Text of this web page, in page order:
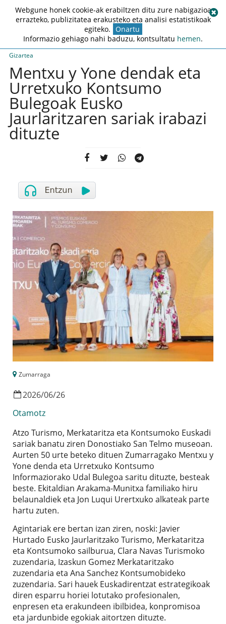
Gizartea
Mentxu y Yone dendak eta
Urretxuko Kontsumo
Bulegoak Eusko
Jaurlaritzaren sariak irabazi
dituzte
Zumarraga
2026/06/26
Otamotz
Atzo Turismo, Merkataritza eta Kontsumoko Euskadi
sariak banatu ziren Donostiako San Telmo museoan.
Aurten 50 urte beteko dituen Zumarragako Mentxu y
Yone denda eta Urretxuko Kontsumo
Informaziorako Udal Bulegoa saritu dituzte, besteak
beste. Ekitaldian Arakama-Munitxa familiako hiru
belaunaldiek eta Jon Luqui Urertxuko alkateak parte
hartu zuten.
Agintariak ere bertan izan ziren, noski: Javier
Hurtado Eusko Jaurlaritzako Turismo, Merkataritza
eta Kontsumoko sailburua, Clara Navas Turismoko
zuzendaria, Izaskun Gomez Merkataritzako
zuzendaria eta Ana Sanchez Kontsumobideko
zuzendaria. Sari hauek Euskadirentzat estrategikoak
diren esparru horiei lotutako profesionalen,
enpresen eta erakundeen ibilbidea, konpromisoa
eta jardunbide egokiak aitortzen dituzte.
Webgune honek cookie-ak erabiltzen ditu zure nabigazioa
errazteko, publizitatea erakusteko eta analisi estatistikoak
egiteko. Onartu
Informazio gehiago nahi baduzu, kontsultatu hemen.